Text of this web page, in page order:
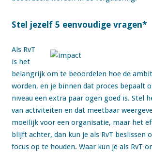
Stel jezelf 5 eenvoudige vragen*
Als RvT
is het
belangrijk om te beoordelen hoe de
worden, en je binnen dat proces bepaalt
niveau een extra paar ogen goed is. Stel
van activiteiten en dat meetbaar
moeilijk voor een organisatie, maar het
blijft achter, dan kun je als RvT beslissen
focus op te houden. Waar kun je als RvT